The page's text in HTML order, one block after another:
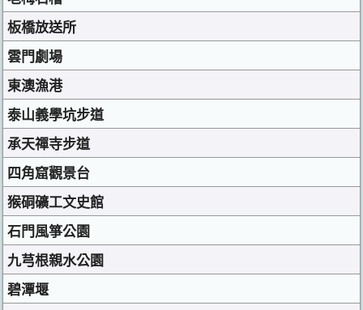
板橋放送所
雲門劇場
東澳漁港
泰山義學坑步道
承天禪寺步道
四角窟觀景台
猴硐礦工文史館
石門風箏公園
九芎根親水公園
碧潭堰